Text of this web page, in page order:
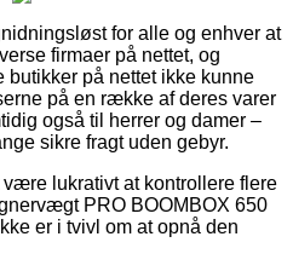
for alle og enhver at
firmaer på nettet, og
på nettet ikke kunne
på en række af deres varer
også til herrer og damer –
sikre fragt uden gebyr.
lukrativt at kontrollere flere
PRO BOOMBOX 650
er i tvivl om at opnå den